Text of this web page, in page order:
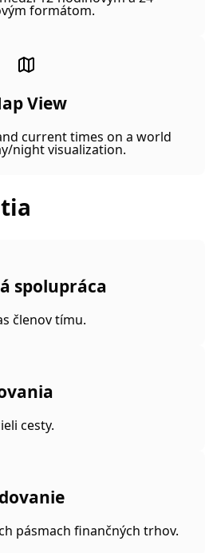
formátom.
View
current times on a world
night visualization.
spolupráca
členov tímu.
cesty.
pásmach finančných trhov.